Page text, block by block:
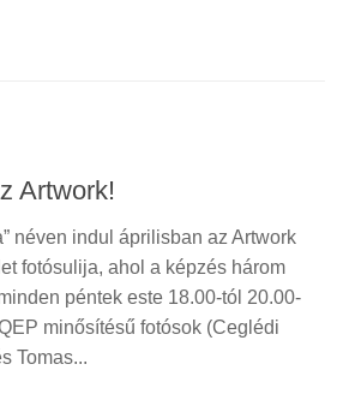
Artwork!
néven indul áprilisban az Artwork
fotósulija, ahol a képzés három
péntek este 18.00-tól 20.00-
minősítésű fotósok (Ceglédi
Tomas...